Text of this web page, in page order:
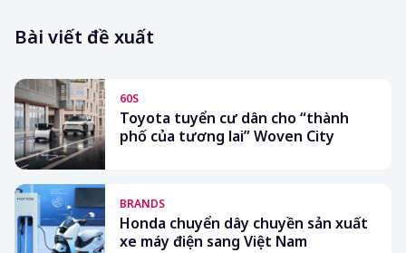
Bài viết đề xuất
60S
Toyota tuyển cư dân cho “thành
phố của tương lai” Woven City
BRANDS
Honda chuyển dây chuyền sản xuất
xe máy điện sang Việt Nam